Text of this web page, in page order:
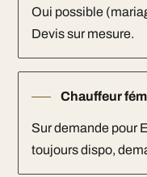
Oui possible
Devis sur mesure.
Chauffeur
Sur demande pour
toujours dispo,